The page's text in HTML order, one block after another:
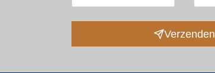
Verzenden